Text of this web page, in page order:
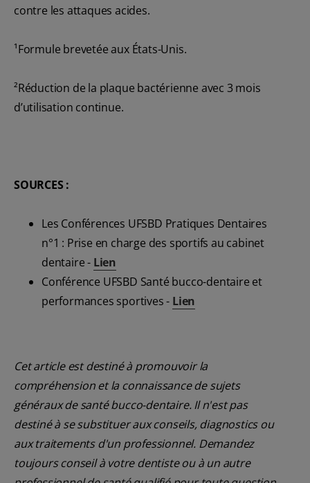
contre les attaques acides.
¹Formule brevetée aux États-Unis.
²Réduction de la plaque bactérienne avec 3 mois
d’utilisation continue.
SOURCES :
Les Conférences UFSBD Pratiques Dentaires
n°1 : Prise en charge des sportifs au cabinet
dentaire - Lien
Conférence UFSBD Santé bucco-dentaire et
performances sportives - Lien
Cet article est destiné à promouvoir la
compréhension et la connaissance de sujets
généraux de santé bucco-dentaire. Il n'est pas
destiné à se substituer aux conseils, diagnostics ou
aux traitements d'un professionnel. Demandez
toujours conseil à votre dentiste ou à un autre